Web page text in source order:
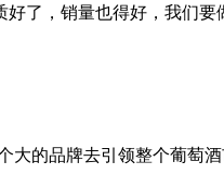
了，销量也得好，我们
大的品牌去引领整个葡萄